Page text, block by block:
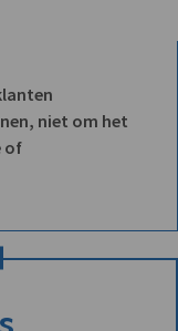
niet om het
of